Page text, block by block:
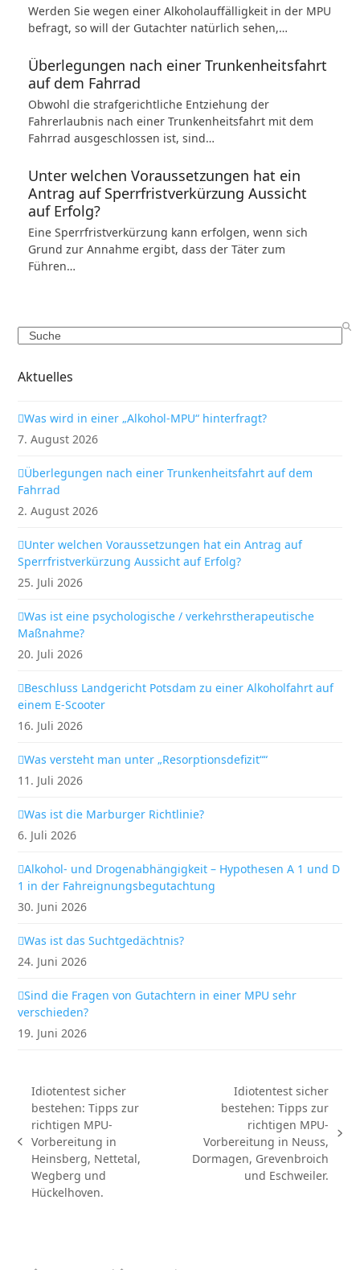
Werden Sie wegen einer Alkoholauffälligkeit in der MPU
befragt, so will der Gutachter natürlich sehen,…
Überlegungen nach einer Trunkenheitsfahrt
auf dem Fahrrad
Obwohl die strafgerichtliche Entziehung der
Fahrerlaubnis nach einer Trunkenheitsfahrt mit dem
Fahrrad ausgeschlossen ist, sind…
Unter welchen Voraussetzungen hat ein
Antrag auf Sperrfristverkürzung Aussicht
auf Erfolg?
Eine Sperrfristverkürzung kann erfolgen, wenn sich
Grund zur Annahme ergibt, dass der Täter zum
Führen…
Search
Aktuelles
Was wird in einer „Alkohol-MPU“ hinterfragt?
7. August 2026
Überlegungen nach einer Trunkenheitsfahrt auf dem
Fahrrad
2. August 2026
Unter welchen Voraussetzungen hat ein Antrag auf
Sperrfristverkürzung Aussicht auf Erfolg?
25. Juli 2026
Was ist eine psychologische / verkehrstherapeutische
Maßnahme?
20. Juli 2026
Beschluss Landgericht Potsdam zu einer Alkoholfahrt auf
einem E-Scooter
16. Juli 2026
Was versteht man unter „Resorptionsdefizit““
11. Juli 2026
Was ist die Marburger Richtlinie?
6. Juli 2026
Alkohol- und Drogenabhängigkeit – Hypothesen A 1 und D
1 in der Fahreignungsbegutachtung
30. Juni 2026
Was ist das Suchtgedächtnis?
24. Juni 2026
Sind die Fragen von Gutachtern in einer MPU sehr
verschieden?
19. Juni 2026
vorheriger
Beitrag:
Idiotentest sicher
bestehen: Tipps zur
richtigen MPU-
Vorbereitung in
Heinsberg, Nettetal,
Wegberg und
Hückelhoven.
Nächster
Beitrag:
Idiotentest sicher
bestehen: Tipps zur
richtigen MPU-
Vorbereitung in Neuss,
Dormagen, Grevenbroich
und Eschweiler.